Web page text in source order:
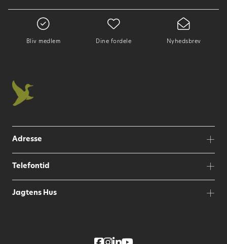
Bliv medlem Dine fordele Nyhedsbrev
Adresse
Telefontid
Jagtens Hus